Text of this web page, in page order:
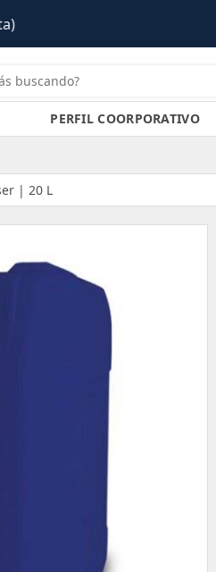
PERFIL COORPORATIVO
| 20 L